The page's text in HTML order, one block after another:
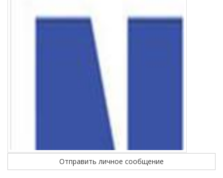
Отправить личное сообщение